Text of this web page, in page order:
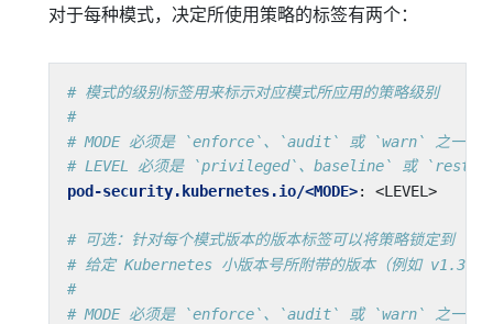
对于每种模式，决定所使用策略的标签有两个：
# 模式的级别标签用来标示对应模式所应用的策略级别
#
# MODE 必须是 `enforce`、`audit` 或 `warn` 之一
# LEVEL 必须是 `privileged`、baseline` 或
pod-security.kubernetes.io/<MODE>: <LEVEL>
# 可选：针对每个模式版本的版本标签可以将策略锁定到
# 给定 Kubernetes 小版本号所附带的版本（例如 v1.36）
#
# MODE 必须是 `enforce`、`audit` 或 `warn` 之一